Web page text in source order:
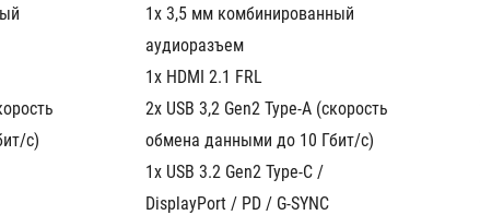
с)
1x 3,5 мм комбинированный
аудиоразъем
1x HDMI 2.1 FRL
2x USB 3,2 Gen2 Type-A (скорость
обмена данными до 10 Гбит/с)
1x USB 3.2 Gen2 Type-C /
DisplayPort / PD / G-SYNC